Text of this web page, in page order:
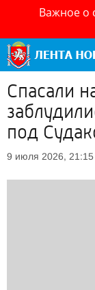
Важное о
Спасали
под
9 июля 2026, 21:15